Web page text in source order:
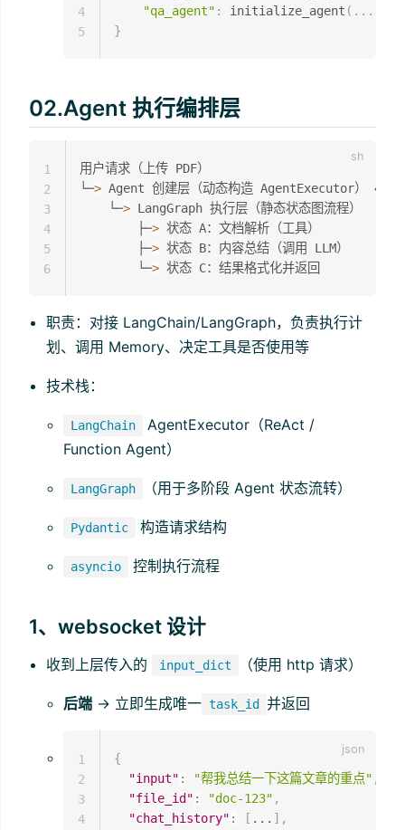
"qa_agent" : initialize_agent ( . . .
}
4
5
02.Agent 执行编排层
用户请求（上传 PDF）
└─> Agent 创建层（动态构造 AgentExecutor） ← 是
    └─
> LangGraph 执行层（静态状态图流程）
        ├─
> 状态 A：文档解析（工具）
        ├─
> 状态 B：内容总结（调用 LLM）
        └─
>
1
2
3
4
5
6
职责：对接 LangChain/LangGraph，负责执行计
划、调用 Memory、决定工具是否使用等
技术栈：
LangChain
AgentExecutor（ReAct /
Function Agent）
LangGraph （用于多阶段 Agent 状态流转）
Pydantic 构造请求结构
asyncio 控制执行流程
1、websocket 设计
收到上层传入的 input_dict （使用 http 请求）
后端 → 立即生成唯一 task_id 并返回
{
"input" : "帮我总结一下这篇文章的重点" ,
"file_id" : "doc-123" ,
"chat_history" : [ ... ] ,
1
2
3
4